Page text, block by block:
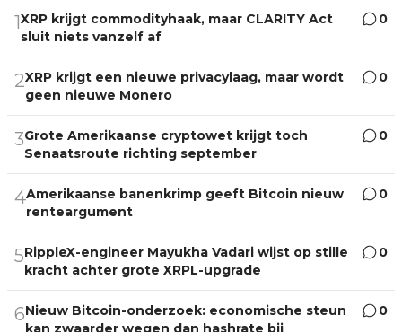
1XRP krijgt commodityhaak, maar CLARITY Act
sluit niets vanzelf af
0
2XRP krijgt een nieuwe privacylaag, maar wordt
geen nieuwe Monero
0
3Grote Amerikaanse cryptowet krijgt toch
Senaatsroute richting september
0
4Amerikaanse banenkrimp geeft Bitcoin nieuw
renteargument
0
5RippleX-engineer Mayukha Vadari wijst op stille
kracht achter grote XRPL-upgrade
0
6Nieuw Bitcoin-onderzoek: economische steun
kan zwaarder wegen dan hashrate bij
0